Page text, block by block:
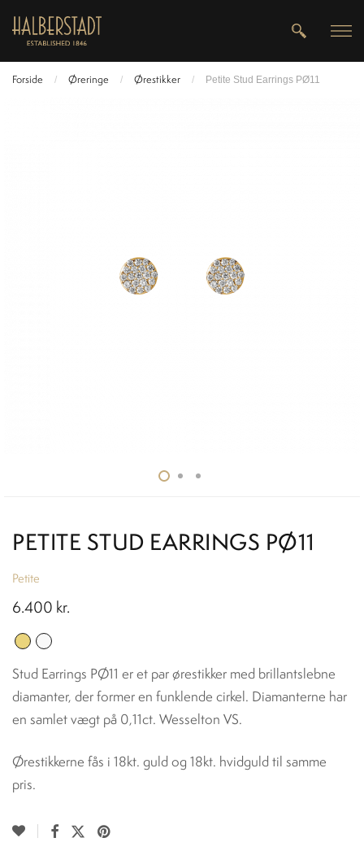
Forside / Øreringe / Ørestikker / Petite Stud Earrings PØ11
PETITE STUD EARRINGS PØ11
Petite
6.400 kr.
Stud Earrings PØ11 er et par ørestikker med brillantslebne
diamanter, der former en funklende cirkel. Diamanterne har
en samlet vægt på 0,11ct. Wesselton VS.
Ørestikkerne fås i 18kt. guld og 18kt. hvidguld til samme
pris.